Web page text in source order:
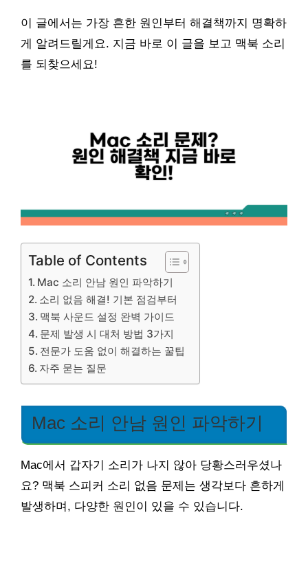
이 글에서는 가장 흔한 원인부터 해결책까지 명확하
게 알려드릴게요. 지금 바로 이 글을 보고 맥북 소리
를 되찾으세요!
Table of Contents
Mac 소리 안남 원인 파악하기
소리 없음 해결! 기본 점검부터
맥북 사운드 설정 완벽 가이드
문제 발생 시 대처 방법 3가지
전문가 도움 없이 해결하는 꿀팁
자주 묻는 질문
Mac 소리 안남 원인 파악하기
Mac에서 갑자기 소리가 나지 않아 당황스러우셨나
요? 맥북 스피커 소리 없음 문제는 생각보다 흔하게
발생하며, 다양한 원인이 있을 수 있습니다.